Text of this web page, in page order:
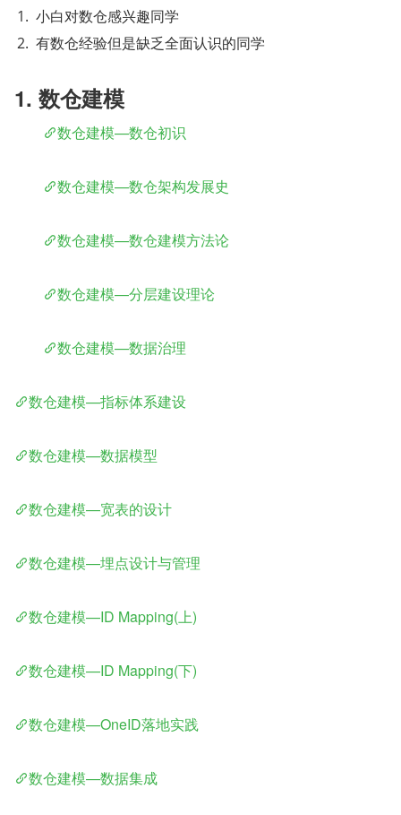
小白对数仓感兴趣同学
有数仓经验但是缺乏全面认识的同学
1. 数仓建模
数仓建模—数仓初识
数仓建模—数仓架构发展史
数仓建模—数仓建模方法论
数仓建模—分层建设理论
数仓建模—数据治理
数仓建模—指标体系建设
数仓建模—数据模型
数仓建模—宽表的设计
数仓建模—埋点设计与管理
数仓建模—ID Mapping(上)
数仓建模—ID Mapping(下)
数仓建模—OneID落地实践
数仓建模—数据集成